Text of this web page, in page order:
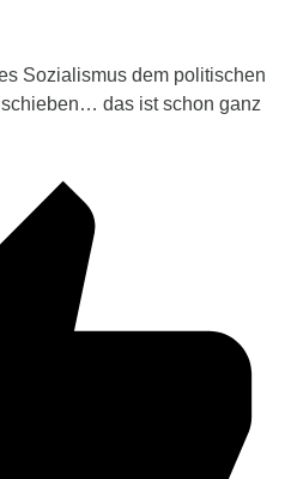
Sozialismus dem politischen
das ist schon ganz